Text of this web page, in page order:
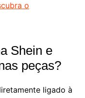
o
Shein e
peças?
ligado à